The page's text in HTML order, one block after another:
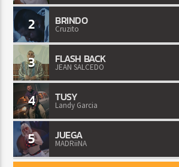
2 BRINDO
Cruzito
3 FLASH BACK
JEAN SALCEDO
4 TUSY
Landy Garcia
5 JUEGA
MADRiiNA